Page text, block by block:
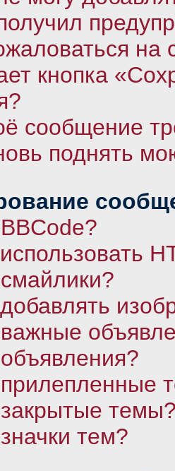
кнопка
сообщение
поднять
прилепленные
тем?